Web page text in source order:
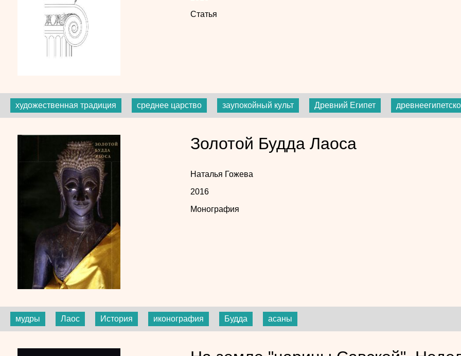
Статья
художественная традиция среднее царство заупокойный культ Древний Египет
Золотой Будда Лаоса
Наталья Гожева
2016
Монография
мудры Лаос История иконография Будда асаны